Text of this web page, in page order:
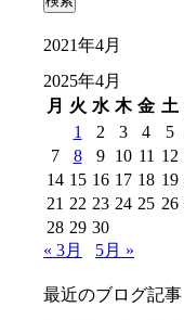
2021年4月
2025年4月
月 火 水 木 金 土
1
2 3 4 5
7
8 9 10 11 12
14 15 16 17 18 19
21 22 23 24 25 26
28 29 30
« 3月
5月 »
最近のブログ記事